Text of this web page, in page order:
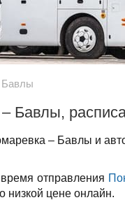
Бавлы
Бавлы,
– Бавлы и
отправления
низкой цене онлайн.